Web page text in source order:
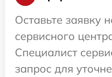
Оставьте заявку
сервисного
Специалист
запрос для